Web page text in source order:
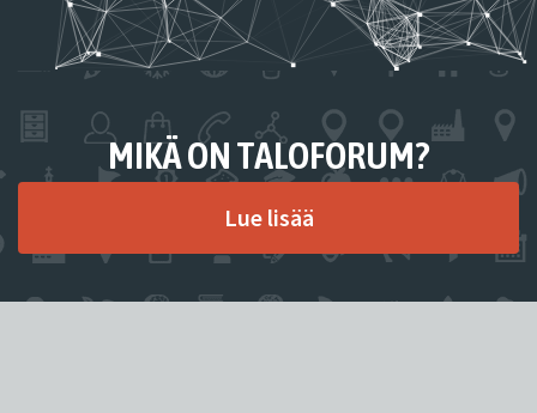
MIKÄ ON TALOFORUM?
Lue lisää